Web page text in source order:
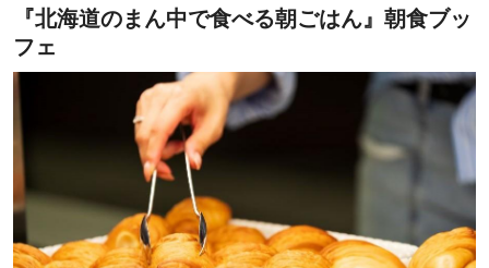
『北海道のまん中で食べる朝ごはん』朝食ブッ
フェ